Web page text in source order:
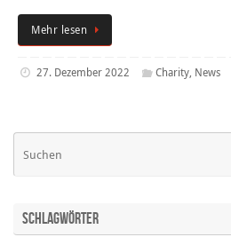
Mehr lesen
27. Dezember 2022 Charity, News
Schlagwörter